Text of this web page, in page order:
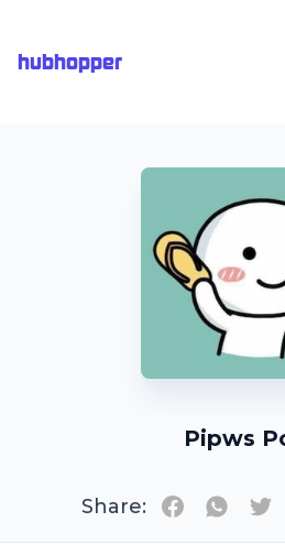
hubhopper
Pipws
Share: